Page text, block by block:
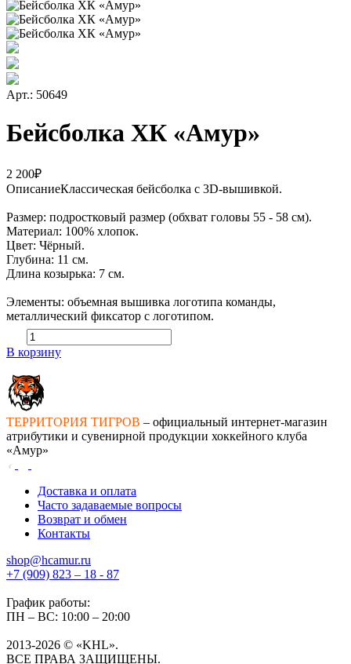
Арт.: 50649
Бейсболка ХК «Амур»
2 200₽
ОписаниеКлассическая бейсболка c 3D-вышивкой.
Размер: подростковый размер (обхват головы 55 - 58 см).
Материал: 100% хлопок.
Цвет: Чёрный.
Глубина: 11 см.
Длина козырька: 7 см.
Элементы: объемная вышивка логотипа команды,
металлический фиксатор с логотипом.
В корзину
ТЕРРИТОРИЯ ТИГРОВ – официальный интернет-магазин
атрибутики и сувенирной продукции хоккейного клуба
«Амур»
Доставка и оплата
Часто задаваемые вопросы
Возврат и обмен
Контакты
shop@hcamur.ru
+7 (909) 823 – 18 - 87
График работы:
ПН – ВС: 10:00 – 20:00
2013-2026 © «KHL».
ВСЕ ПРАВА ЗАЩИЩЕНЫ.